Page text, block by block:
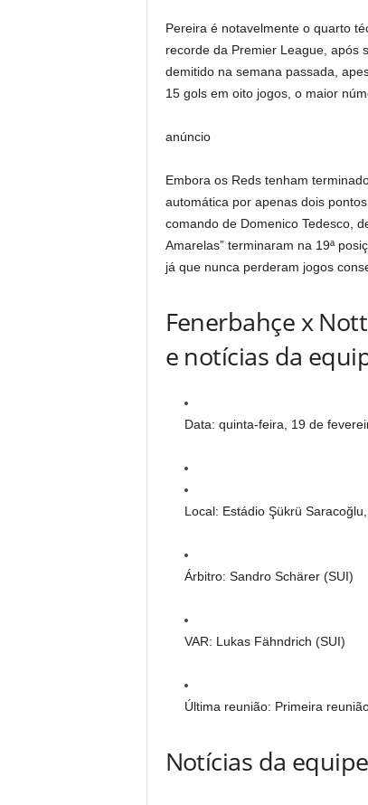
Pereira é notavelmente o quarto
recorde da Premier League, após
demitido na semana passada,
15 gols em oito jogos, o maior
anúncio
Embora os Reds tenham
automática por apenas dois
comando de Domenico Tedesco,
Amarelas” terminaram na 19ª
já que nunca perderam jogos
Fenerbahçe x
e notícias da
Data: quinta-feira, 19 de
Local: Estádio Şükrü
Árbitro: Sandro Schärer (SUI)
VAR: Lukas Fähndrich (SUI)
Última reunião: Primeira
Notícias da equipe